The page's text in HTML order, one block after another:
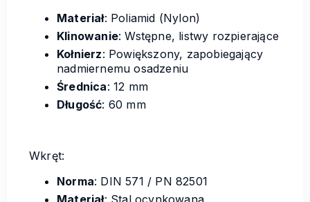
Materiał: Poliamid (Nylon)
Klinowanie: Wstępne, listwy rozpierające
Kołnierz: Powiększony, zapobiegający
nadmiernemu osadzeniu
Średnica: 12 mm
Długość: 60 mm
Wkręt:
Norma: DIN 571 / PN 82501
Materiał: Stal ocynkowana